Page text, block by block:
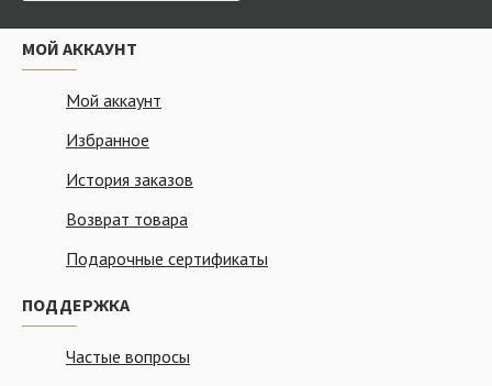
МОЙ АККАУНТ
Мой аккаунт
Избранное
История заказов
Возврат товара
Подарочные сертификаты
ПОДДЕРЖКА
Частые вопросы